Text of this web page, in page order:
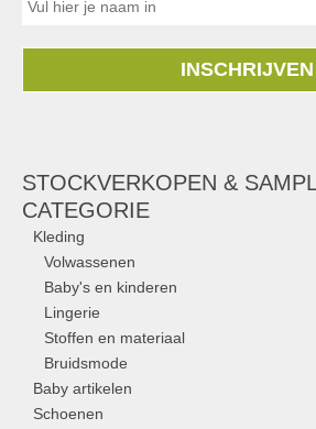
INSCHRIJVEN
STOCKVERKOPEN &
CATEGORIE
Kleding
Volwassenen
Baby's en kinderen
Lingerie
Stoffen en materiaal
Bruidsmode
Baby artikelen
Schoenen